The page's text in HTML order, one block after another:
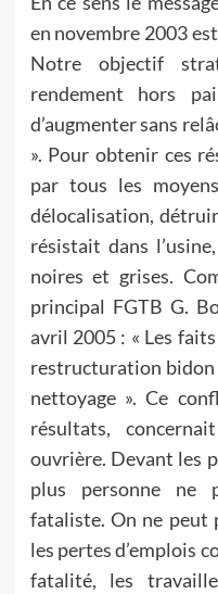
en novembre 2003
Notre objectif
rendement hors
d’augmenter sans
». Pour obtenir ces
par tous les
délocalisation,
résistait dans
noires et grises.
principal FGTB G.
avril 2005 : « Les
restructuration
nettoyage ». Ce
résultats,
ouvrière. Devant les
plus personne ne
fataliste. On ne peut
les pertes d’emplois
fatalité, les